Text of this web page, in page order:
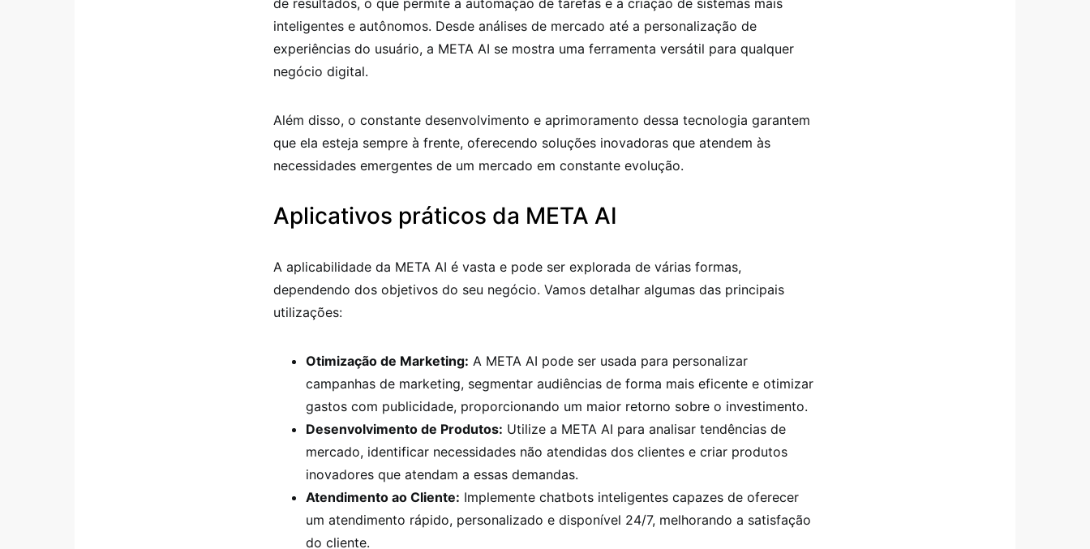
inteligentes e autônomos. Desde análises de mercado até a personalização de
experiências do usuário, a META AI se mostra uma ferramenta versátil para qualquer
negócio digital.
Além disso, o constante desenvolvimento e aprimoramento dessa tecnologia garantem
que ela esteja sempre à frente, oferecendo soluções inovadoras que atendem às
necessidades emergentes de um mercado em constante evolução.
Aplicativos práticos da META AI
A aplicabilidade da META AI é vasta e pode ser explorada de várias formas,
dependendo dos objetivos do seu negócio. Vamos detalhar algumas das principais
utilizações:
Otimização de Marketing: A META AI pode ser usada para personalizar
campanhas de marketing, segmentar audiências de forma mais eficente e otimizar
gastos com publicidade, proporcionando um maior retorno sobre o investimento.
Desenvolvimento de Produtos: Utilize a META AI para analisar tendências de
mercado, identificar necessidades não atendidas dos clientes e criar produtos
inovadores que atendam a essas demandas.
Atendimento ao Cliente: Implemente chatbots inteligentes capazes de oferecer
um atendimento rápido, personalizado e disponível 24/7, melhorando a satisfação
do cliente.